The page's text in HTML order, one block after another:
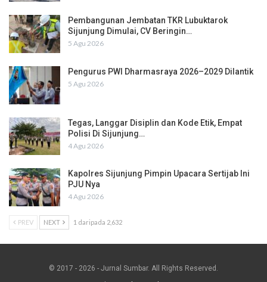
Pembangunan Jembatan TKR Lubuktarok
Sijunjung Dimulai, CV Beringin…
5 Agu 2026
Pengurus PWI Dharmasraya 2026–2029 Dilantik
5 Agu 2026
Tegas, Langgar Disiplin dan Kode Etik, Empat
Polisi Di Sijunjung…
4 Agu 2026
Kapolres Sijunjung Pimpin Upacara Sertijab Ini
PJU Nya
4 Agu 2026
PREV NEXT 1 daripada 2,632
© 2017 - 2026 - Jurnal Sumbar. All Rights Reserved.